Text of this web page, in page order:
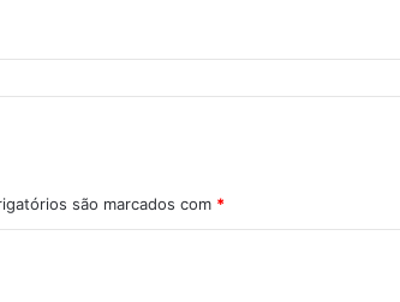
são marcados com *